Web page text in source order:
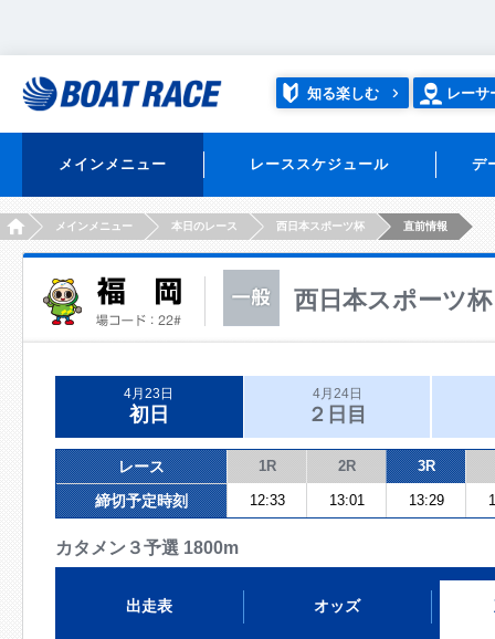
知る楽しむ レーサ
メインメニュー レーススケジュール デ
HOMEメインメニュー 本日のレース 西日本スポーツ杯 直前情報
西日本スポーツ杯
4月23日
初日
4月24日
２日目
レース 1R 2R 3R
締切予定時刻 12:33 13:01 13:29
カタメン３予選 1800m
出走表 オッズ